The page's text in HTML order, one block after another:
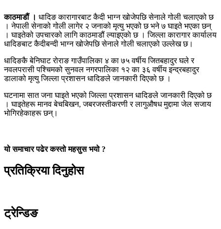
काठमाडौं । धादिङ कारागारबाट कैदी भाग्न खोजेपछि सेनाले गोली चलाएको छ
। नेपाली सेनाको गोली लागेर २ जनाको मृत्यु भएको छ भने ७ घाइते भएका छन्
। घाइतेको उपचारको लागि काठमाडौं ल्याइएकाे छ । जिल्ला कारागार कार्यालय
धादिङबाट कैदीबन्दी भाग्न खोजेपछि सेनाले गोली चलाएको उल्लेख छ।
धादिङकै बेनिघाट रोराङ गाउँपालिका ४ का ७५ वर्षीय जितबहादुर घले र
नवलपरासी पश्चिमको सुनवल नगरपालिका १२ का ३६ वर्षीय इन्द्रबहादुर
डालाको मृत्यु जिल्ला प्रशासन धादिङले जानकारी दिएको छ ।
घटनामा सात जना घाइते भएको जिल्ला प्रशासन धादिङले जानकारी दिएको छ
। घाइतेहरू मानव बेचबिखन, जबरजस्तीकरणी र लागुऔषध मुद्दामा जेल सजाय
भोगिरहेकाहरू छन्।
यो समाचार पढेर कस्तो महसुस भयो ?
प्रतिक्रिया दिनुहोस
ट्रेन्डिङ